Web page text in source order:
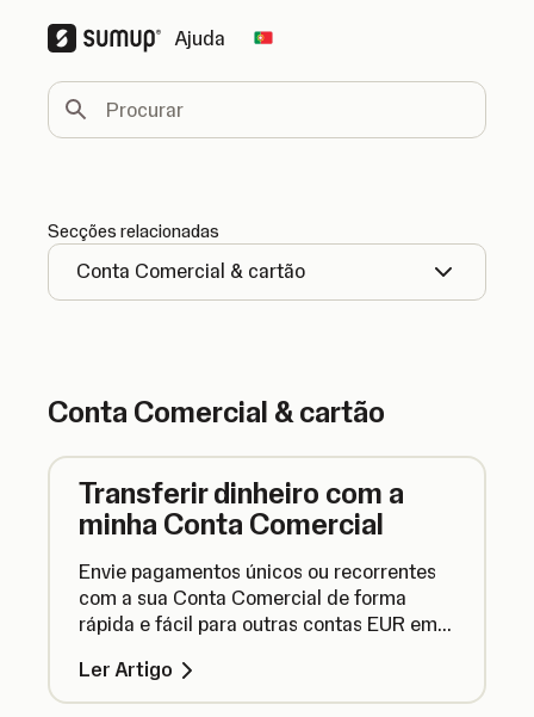
Ajuda Change country
Procurar
Secções relacionadas
Conta Comercial & cartão
Conta Comercial & cartão
Transferir dinheiro com a
minha Conta Comercial
Envie pagamentos únicos ou recorrentes
com a sua Conta Comercial de forma
rápida e fácil para outras contas EUR em
finanças.
Ler Artigo